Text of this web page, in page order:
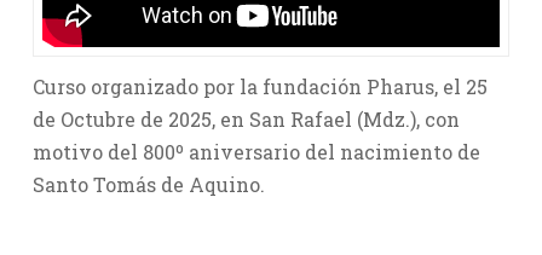
Curso organizado por la fundación Pharus, el 25
de Octubre de 2025, en San Rafael (Mdz.), con
motivo del 800º aniversario del nacimiento de
Santo Tomás de Aquino.